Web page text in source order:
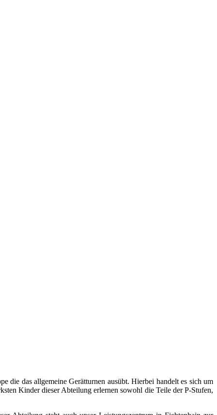
die das allgemeine Gerätturnen ausübt. Hierbei handelt es sich um
Kinder dieser Abteilung erlernen sowohl die Teile der P-Stufen,